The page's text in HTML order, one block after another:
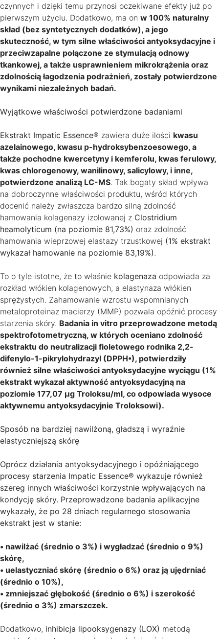
czynnych i dzięki temu przynosi oczekiwane efekty już po
pierwszym użyciu. Dodatkowo, ma on w 100% naturalny
skład (bez syntetycznych dodatków), a jego
skuteczność, w tym silne właściwości antyoksydacyjne i
przeciwzapalne połączone ze stymulacją odnowy
tkankowej, a także usprawnieniem mikrokrążenia oraz
zdolnością łagodzenia podrażnień, zostały potwierdzone
wynikami niezależnych badań.
Wyjątkowe właściwości potwierdzone badaniami
Ekstrakt Impatic Essence® zawiera duże ilości kwasu
azelainowego, kwasu p-hydroksybenzoesowego, a
także pochodne kwercetyny i kemferolu, kwas ferulowy,
kwas chlorogenowy, wanilinowy, salicylowy, i inne,
potwierdzone analizą LC-MS. Tak bogaty skład wpływa
na dobroczynne właściwości produktu, wśród których
docenić należy zwłaszcza bardzo silną zdolność
hamowania kolagenazy izolowanej z Clostridium
heamolyticum (na poziomie 81,73%) oraz zdolność
hamowania wieprzowej elastazy trzustkowej (1% ekstrakt
wykazał hamowanie na poziomie 83,19%).
To o tyle istotne, że to właśnie kolagenaza odpowiada za
rozkład włókien kolagenowych, a elastynaza włókien
sprężystych. Zahamowanie wzrostu wspomnianych
metaloproteinaz macierzy (MMP) pozwala opóźnić procesy
starzenia skóry. Badania in vitro przeprowadzone metodą
spektrofotometryczną, w których oceniano zdolność
ekstraktu do neutralizacji fioletowego rodnika 2,2-
difenylo-1-pikrylohydrazyl (DPPH•), potwierdziły
również silne właściwości antyoksydacyjne wyciągu (1%
ekstrakt wykazał aktywność antyoksydacyjną na
poziomie 177,07 μg Troloksu/ml, co odpowiada wysoce
aktywnemu antyoksydacyjnie Troloksowi).
Sposób na bardziej nawilżoną, gładszą i wyraźnie
elastyczniejszą skórę
Oprócz działania antyoksydacyjnego i opóźniającego
procesy starzenia Impatic Essence® wykazuje również
szereg innych właściwości korzystnie wpływających na
kondycję skóry. Przeprowadzone badania aplikacyjne
wykazały, że po 28 dniach regularnego stosowania
ekstrakt jest w stanie:
• nawilżać (średnio o 3%) i wygładzać (średnio o 9%)
skórę,
• uelastyczniać skórę (średnio o 6%) oraz ją ujędrniać
(średnio o 10%),
• zmniejszać głębokość (średnio o 6%) i szerokość
(średnio o 3%) zmarszczek.
Dodatkowo, inhibicja lipooksygenazy (LOX) metodą